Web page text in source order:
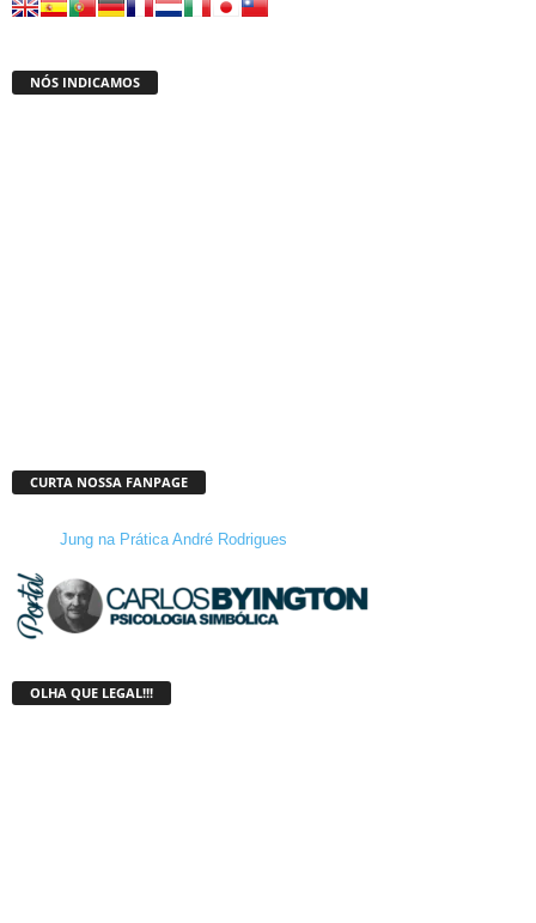
NÓS INDICAMOS
CURTA NOSSA FANPAGE
Jung na Prática André Rodrigues
OLHA QUE LEGAL!!!